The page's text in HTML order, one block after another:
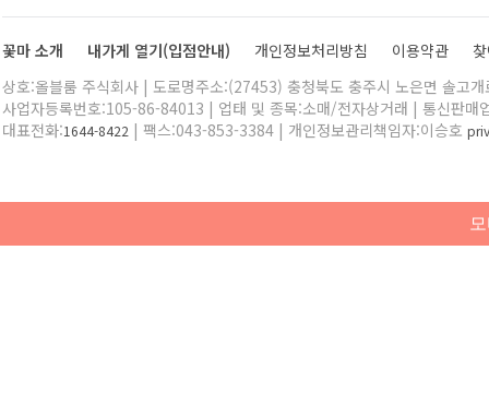
꽃마 소개 내가게 열기(입점안내) 개인정보처리방침 이용약관
상호:올블룸 주식회사 | 도로명주소:(27453) 충청북도 충주시 노은면 솔고
사업자등록번호:105-86-84013 | 업태 및 종목:소매/전자상거래 | 통신판매
대표전화:1644-8422 | 팩스:043-853-3384 | 개인정보관리책임자:이승호